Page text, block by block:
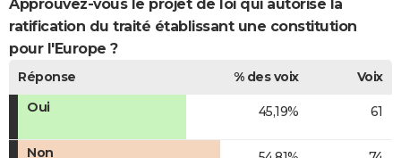
Bricolage
Lifestyle
Culture
Sport
Auto
Television
Voyage
Cinema
Approuvez-vous le projet de loi qui autorise la
ratification du traité établissant une constitution
pour l'Europe ?
Réponse % des voix
Voix
Oui
45,19% 61
Non